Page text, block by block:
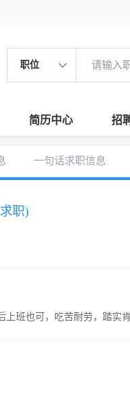
职位
简历中心 招
一句话求职信息
职)
上班也可，吃苦耐劳，踏实